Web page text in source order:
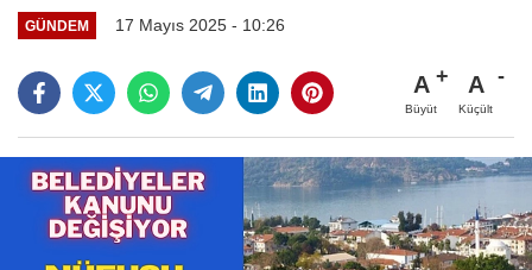
GÜNDEM 17 Mayıs 2025 - 10:26
A
Büyüt
A
Küçült